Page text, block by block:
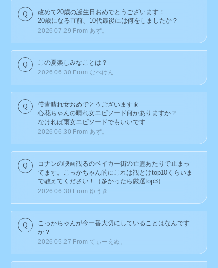
改めて20歳の誕生日おめでとうございます！
20歳になる直前、10代最後には何をしましたか？
2026.07.29 From あず。
この夏楽しみなことは？
2026.06.30 From なべけん
僕青晴れ女おめでとうございます☀️
心花ちゃんの晴れ女エピソード何かありますか？
なければ雨女エピソードでもいいです
2026.06.30 From あず。
コナンの映画観るのベイカー街の亡霊あたりで止まっ
てます。こっかちゃん的にこれは観とけtop10くらいま
で教えてください！（多かったら厳選top3）
2026.06.30 From ゆうき
こっかちゃんが今一番大切にしていることはなんです
か？
2026.05.27 From てぃーえぬ。